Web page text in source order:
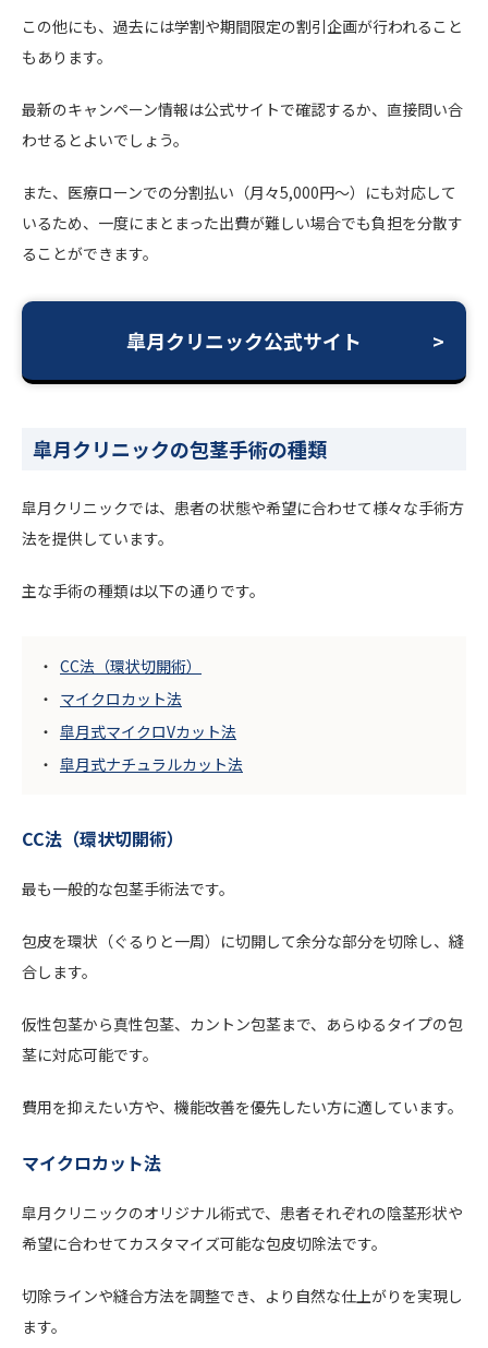
この他にも、過去には学割や期間限定の割引企画が行われること
もあります。
最新のキャンペーン情報は公式サイトで確認するか、直接問い合
わせるとよいでしょう。
また、医療ローンでの分割払い（月々5,000円～）にも対応して
いるため、一度にまとまった出費が難しい場合でも負担を分散す
ることができます。
皐月クリニック公式サイト
皐月クリニックの包茎手術の種類
皐月クリニックでは、患者の状態や希望に合わせて様々な手術方
法を提供しています。
主な手術の種類は以下の通りです。
CC法（環状切開術）
マイクロカット法
皐月式マイクロVカット法
皐月式ナチュラルカット法
CC法（環状切開術）
最も一般的な包茎手術法です。
包皮を環状（ぐるりと一周）に切開して余分な部分を切除し、縫
合します。
仮性包茎から真性包茎、カントン包茎まで、あらゆるタイプの包
茎に対応可能です。
費用を抑えたい方や、機能改善を優先したい方に適しています。
マイクロカット法
皐月クリニックのオリジナル術式で、患者それぞれの陰茎形状や
希望に合わせてカスタマイズ可能な包皮切除法です。
切除ラインや縫合方法を調整でき、より自然な仕上がりを実現し
ます。